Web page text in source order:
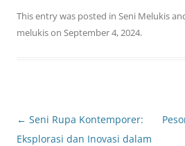
This entry was posted in Seni Melukis
melukison September 4, 2024.
Post
navigation
← Seni Rupa Kontemporer:
Eksplorasi dan Inovasi dalam